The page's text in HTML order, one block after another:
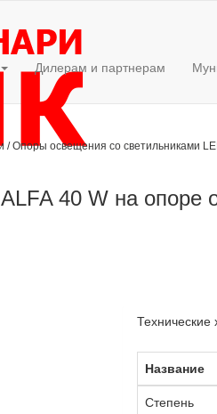
Дилерам и партнерам
/Опоры освещения со светильниками
40 W на
Технические
Название
Степень